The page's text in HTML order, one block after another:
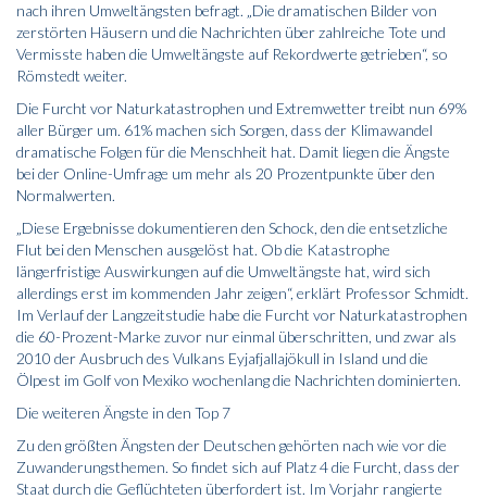
nach ihren Umweltängsten befragt. „Die dramatischen Bilder von
zerstörten Häusern und die Nachrichten über zahlreiche Tote und
Vermisste haben die Umweltängste auf Rekordwerte getrieben“, so
Römstedt weiter.
Die Furcht vor Naturkatastrophen und Extremwetter treibt nun 69%
aller Bürger um. 61% machen sich Sorgen, dass der Klimawandel
dramatische Folgen für die Menschheit hat. Damit liegen die Ängste
bei der Online-Umfrage um mehr als 20 Prozentpunkte über den
Normalwerten.
„Diese Ergebnisse dokumentieren den Schock, den die entsetzliche
Flut bei den Menschen ausgelöst hat. Ob die Katastrophe
längerfristige Auswirkungen auf die Umweltängste hat, wird sich
allerdings erst im kommenden Jahr zeigen“, erklärt Professor Schmidt.
Im Verlauf der Langzeitstudie habe die Furcht vor Naturkatastrophen
die 60-Prozent-Marke zuvor nur einmal überschritten, und zwar als
2010 der Ausbruch des Vulkans Eyjafjallajökull in Island und die
Ölpest im Golf von Mexiko wochenlang die Nachrichten dominierten.
Die weiteren Ängste in den Top 7
Zu den größten Ängsten der Deutschen gehörten nach wie vor die
Zuwanderungsthemen. So findet sich auf Platz 4 die Furcht, dass der
Staat durch die Geflüchteten überfordert ist. Im Vorjahr rangierte